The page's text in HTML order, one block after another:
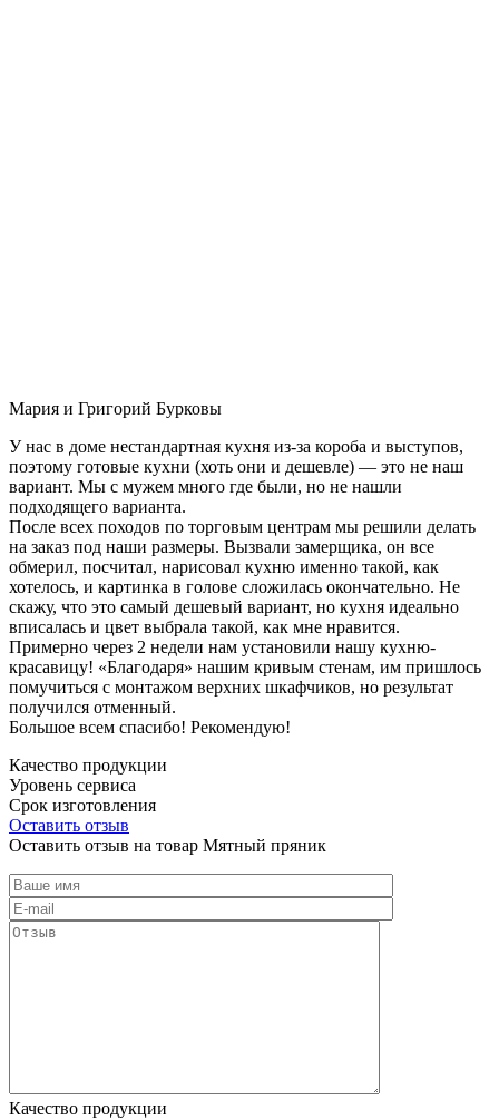
Мария и Григорий Бурковы
У нас в доме нестандартная кухня из-за короба и выступов,
поэтому готовые кухни (хоть они и дешевле) — это не наш
вариант. Мы с мужем много где были, но не нашли
подходящего варианта.
После всех походов по торговым центрам мы решили делать
на заказ под наши размеры. Вызвали замерщика, он все
обмерил, посчитал, нарисовал кухню именно такой, как
хотелось, и картинка в голове сложилась окончательно. Не
скажу, что это самый дешевый вариант, но кухня идеально
вписалась и цвет выбрала такой, как мне нравится.
Примерно через 2 недели нам установили нашу кухню-
красавицу! «Благодаря» нашим кривым стенам, им пришлось
помучиться с монтажом верхних шкафчиков, но результат
получился отменный.
Большое всем спасибо! Рекомендую!
Качество продукции
Уровень сервиса
Срок изготовления
Оставить отзыв
Оставить отзыв на товар Мятный пряник
Качество продукции